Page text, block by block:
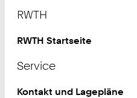
RWTH
RWTH Startseite
Service
Kontakt und Lagepläne